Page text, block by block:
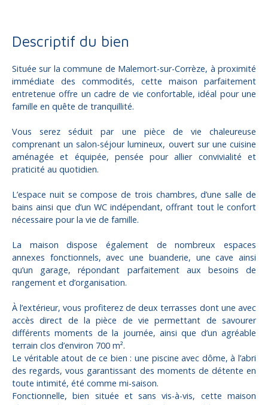
Descriptif du bien
Située sur la commune de Malemort-sur-Corrèze, à proximité
immédiate des commodités, cette maison parfaitement
entretenue offre un cadre de vie confortable, idéal pour une
famille en quête de tranquillité.
Vous serez séduit par une pièce de vie chaleureuse
comprenant un salon-séjour lumineux, ouvert sur une cuisine
aménagée et équipée, pensée pour allier convivialité et
praticité au quotidien.
L’espace nuit se compose de trois chambres, d’une salle de
bains ainsi que d’un WC indépendant, offrant tout le confort
nécessaire pour la vie de famille.
La maison dispose également de nombreux espaces
annexes fonctionnels, avec une buanderie, une cave ainsi
qu’un garage, répondant parfaitement aux besoins de
rangement et d’organisation.
À l’extérieur, vous profiterez de deux terrasses dont une avec
accès direct de la pièce de vie permettant de savourer
différents moments de la journée, ainsi que d’un agréable
terrain clos d’environ 700 m².
Le véritable atout de ce bien : une piscine avec dôme, à l’abri
des regards, vous garantissant des moments de détente en
toute intimité, été comme mi-saison.
Fonctionnelle, bien située et sans vis-à-vis, cette maison